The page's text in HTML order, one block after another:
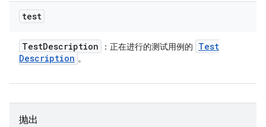
test
TestDescription ：正在进行的测试用例的
Test
Description 。
抛出